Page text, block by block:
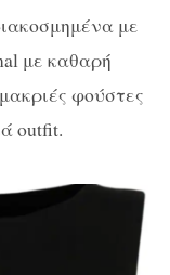
με
με καθαρή
φούστες
outfit.